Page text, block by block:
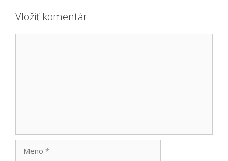
Vložiť komentár